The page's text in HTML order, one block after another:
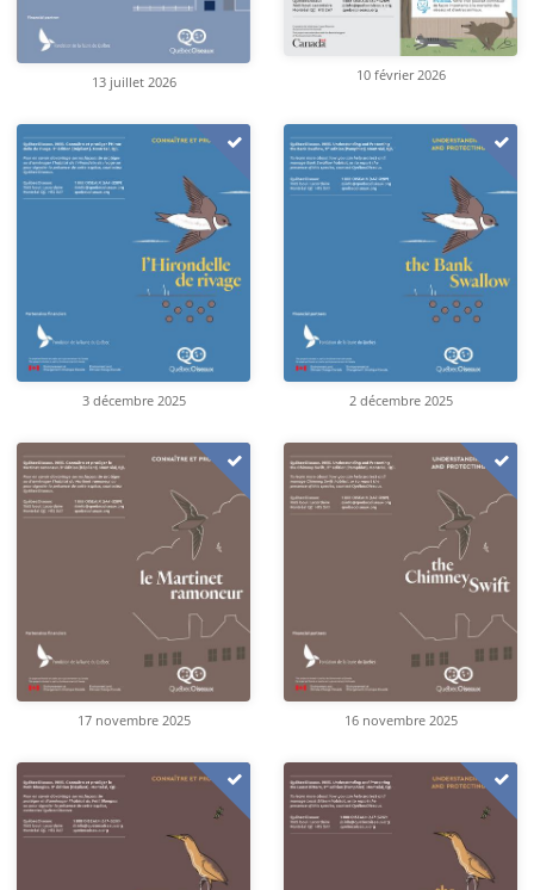
13 juillet 2026 10 février 2026
3 décembre 2025 2 décembre 2025
17 novembre 2025 16 novembre 2025